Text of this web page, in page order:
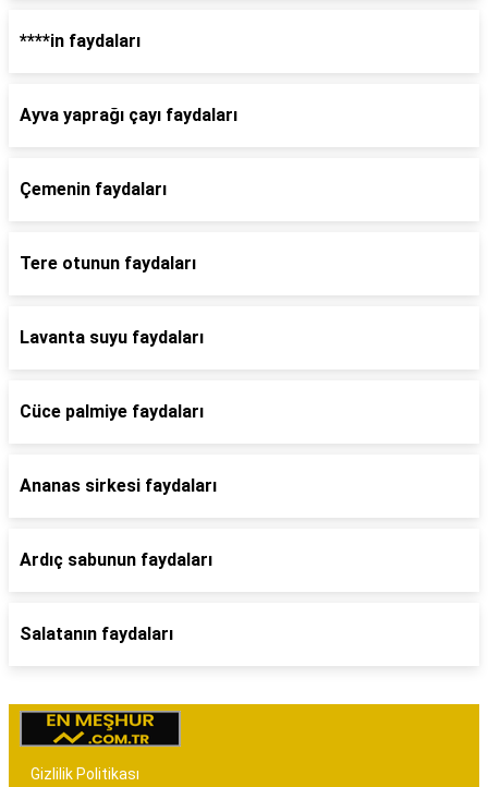
****in faydaları
Ayva yaprağı çayı faydaları
Çemenin faydaları
Tere otunun faydaları
Lavanta suyu faydaları
Cüce palmiye faydaları
Ananas sirkesi faydaları
Ardıç sabunun faydaları
Salatanın faydaları
Gizlilik Politikası